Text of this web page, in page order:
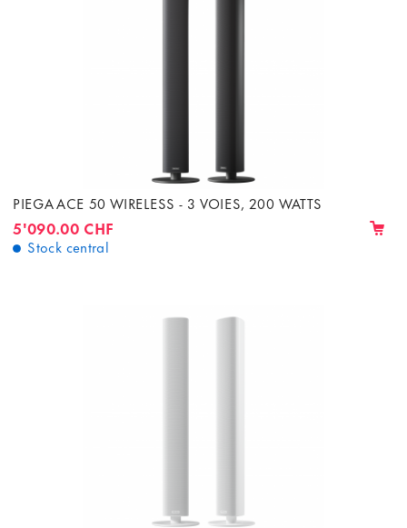
PIEGA ACE 50 WIRELESS - 3 VOIES, 200 WATTS
5'090.00 CHF
Stock central